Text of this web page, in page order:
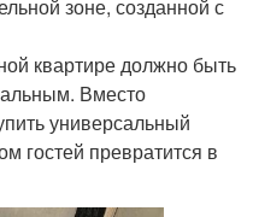
зоне, созданной с
квартире должно быть
Вместо
универсальный
гостей превратится в